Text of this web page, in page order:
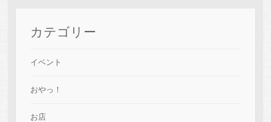
カテゴリー
イベント
おやっ！
お店